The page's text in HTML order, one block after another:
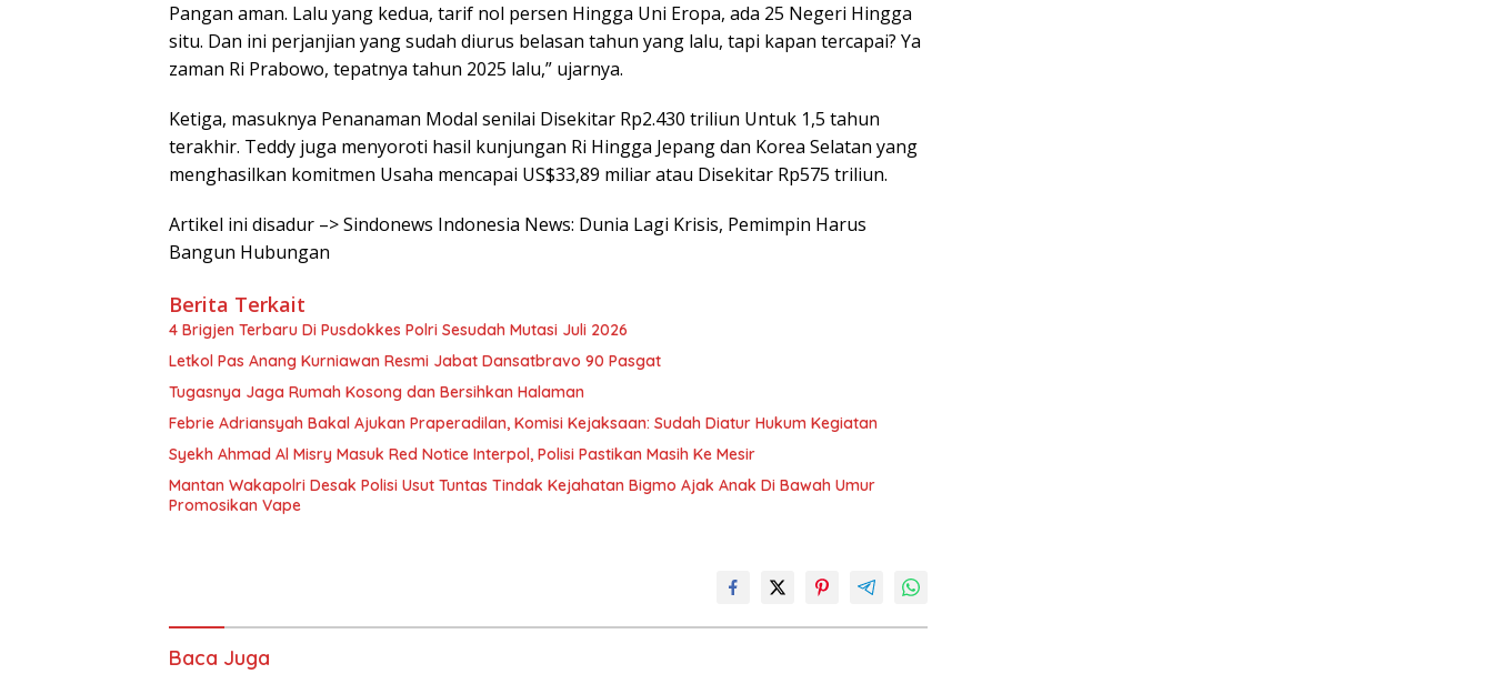
Pangan aman. Lalu yang kedua, tarif nol persen Hingga Uni Eropa, ada 25 Negeri Hingga
situ. Dan ini perjanjian yang sudah diurus belasan tahun yang lalu, tapi kapan tercapai? Ya
zaman Ri Prabowo, tepatnya tahun 2025 lalu,” ujarnya.
Ketiga, masuknya Penanaman Modal senilai Disekitar Rp2.430 triliun Untuk 1,5 tahun
terakhir. Teddy juga menyoroti hasil kunjungan Ri Hingga Jepang dan Korea Selatan yang
menghasilkan komitmen Usaha mencapai US$33,89 miliar atau Disekitar Rp575 triliun.
Artikel ini disadur –> Sindonews Indonesia News: Dunia Lagi Krisis, Pemimpin Harus
Bangun Hubungan
Berita Terkait
4 Brigjen Terbaru Di Pusdokkes Polri Sesudah Mutasi Juli 2026
Letkol Pas Anang Kurniawan Resmi Jabat Dansatbravo 90 Pasgat
Tugasnya Jaga Rumah Kosong dan Bersihkan Halaman
Febrie Adriansyah Bakal Ajukan Praperadilan, Komisi Kejaksaan: Sudah Diatur Hukum Kegiatan
Syekh Ahmad Al Misry Masuk Red Notice Interpol, Polisi Pastikan Masih Ke Mesir
Mantan Wakapolri Desak Polisi Usut Tuntas Tindak Kejahatan Bigmo Ajak Anak Di Bawah Umur
Promosikan Vape
Baca Juga